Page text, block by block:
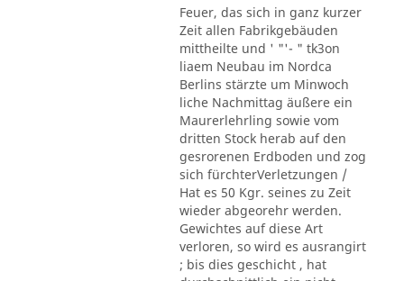
Feuer, das sich in ganz kurzer
Zeit allen Fabrikgebäuden
mittheilte und ' "'- " tk3on
liaem Neubau im Nordca
Berlins stärzte um Minwoch
liche Nachmittag äußere ein
Maurerlehrling sowie vom
dritten Stock herab auf den
gesrorenen Erdboden und zog
sich fürchterVerletzungen /
Hat es 50 Kgr. seines zu Zeit
wieder abgeorehr werden.
Gewichtes auf diese Art
verloren, so wird es ausrangirt
; bis dies geschicht , hat